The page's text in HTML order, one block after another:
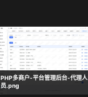
PHP多商户-平台管理后台-代理人
员.png